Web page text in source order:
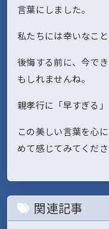
言葉にしました。
私たちには幸いなこ
後悔する前に、今で
もしれませんね。
親孝行に「早すぎる
この美しい言葉を心
めて感じてみてくださ
関連記事